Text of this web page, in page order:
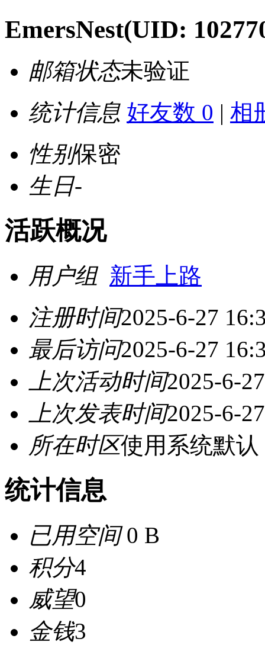
EmersNest(UID:
邮箱状态未验证
统计信息 好友数 0 | 相
性别保密
生日-
活跃概况
用户组 新手上路
注册时间2025-6-27
最后访问2025-6-27
上次活动时间2025-6-
上次发表时间2025-6-
所在时区使用系统默认
统计信息
已用空间0 B
积分4
威望0
金钱3